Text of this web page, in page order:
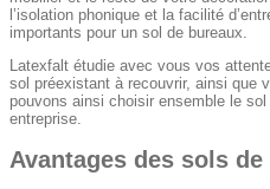
l’isolation phonique et la facilité
importants pour un sol de bureaux.
Latexfalt étudie avec vous vos
sol préexistant à recouvrir, ainsi que
pouvons ainsi choisir ensemble le
entreprise.
Avantages des sols